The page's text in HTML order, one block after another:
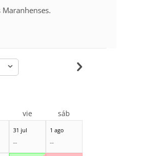
31 jul
--
1 ago
--
vie sáb